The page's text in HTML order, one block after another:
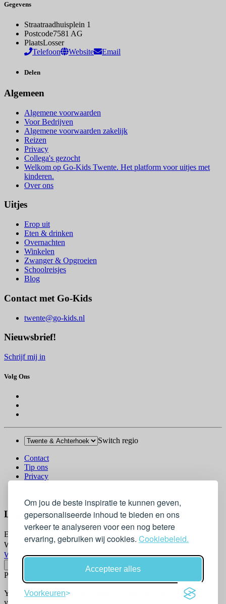
Om jou de beste inspiratie te kunnen geven,
gepersonaliseerde inhoud te bieden en ons
verkeer te analyseren voor een nog betere
ervaring, gebruiken wij cookies. Cookiebeleid.
Accepteer alles
Voorkeuren
Gegevens
Straatraadhuisplein 1
Postcode7581 AG
PlaatsLosser
Telefoon
Website Email
Delen
Algemeen
Algemene voorwaarden
Voor Bedrijven
Algemene voorwaarden zakelijk
Reizen
Privacy
Collega's gezocht
Welkom op Go-Kids Twente. Het platform voor uitjes met
kinderen.
Over ons
Uitjes
Erop uit
Eten & drinken
Overnachten
Winkelen
Zwanger & Opgroeien
Schoolreisjes
Blog
Contact met Go-Kids
twente@go-kids.nl
Nieuwsbrief!
Schrijf mij in
Volg Ons
Switch regio
Contact
Tip ons
Privacy
Log In
Email
Wachtwoord
Wachtwoord vergeten?
Please confirm login email below
You will receive an email containing a link allowing you to reset
your password to a new preferred one.